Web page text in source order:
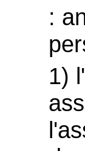
:
1)